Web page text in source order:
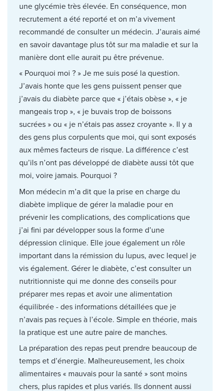
une glycémie très élevée. En conséquence, mon
recrutement a été reporté et on m’a vivement
recommandé de consulter un médecin. J’aurais aimé
en savoir davantage plus tôt sur ma maladie et sur la
manière dont elle aurait pu être prévenue.
« Pourquoi moi ? » Je me suis posé la question.
J’avais honte que les gens puissent penser que
j’avais du diabète parce que « j’étais obèse », « je
mangeais trop », « je buvais trop de boissons
sucrées » ou « je n’étais pas assez croyante ». Il y a
des gens plus corpulents que moi, qui sont exposés
aux mêmes facteurs de risque. La différence c’est
qu’ils n’ont pas développé de diabète aussi tôt que
moi, voire jamais. Pourquoi ?
Mon médecin m’a dit que la prise en charge du
diabète implique de gérer la maladie pour en
prévenir les complications, des complications que
j’ai fini par développer sous la forme d’une
dépression clinique. Elle joue également un rôle
important dans la rémission du lupus, avec lequel je
vis également. Gérer le diabète, c’est consulter un
nutritionniste qui me donne des conseils pour
préparer mes repas et avoir une alimentation
équilibrée - des informations détaillées que je
n’avais pas reçues à l’école. Simple en théorie, mais
la pratique est une autre paire de manches.
La préparation des repas peut prendre beaucoup de
temps et d’énergie. Malheureusement, les choix
alimentaires « mauvais pour la santé » sont moins
chers, plus rapides et plus variés. Ils donnent aussi